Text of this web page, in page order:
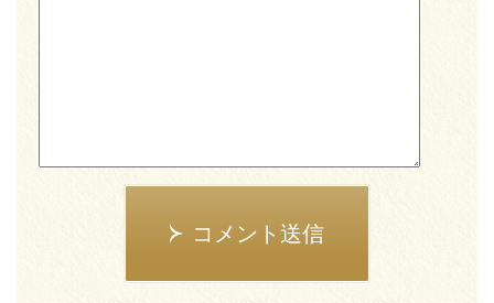
コメント送信